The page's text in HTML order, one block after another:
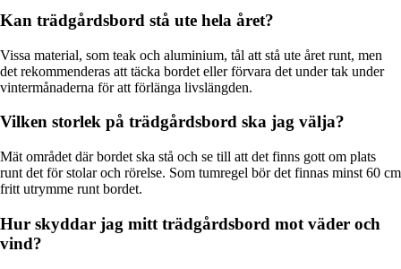
Kan trädgårdsbord stå ute hela året?
Vissa material, som teak och aluminium, tål att stå ute året runt, men
det rekommenderas att täcka bordet eller förvara det under tak under
vintermånaderna för att förlänga livslängden.
Vilken storlek på trädgårdsbord ska jag välja?
Mät området där bordet ska stå och se till att det finns gott om plats
runt det för stolar och rörelse. Som tumregel bör det finnas minst 60 cm
fritt utrymme runt bordet.
Hur skyddar jag mitt trädgårdsbord mot väder och
vind?